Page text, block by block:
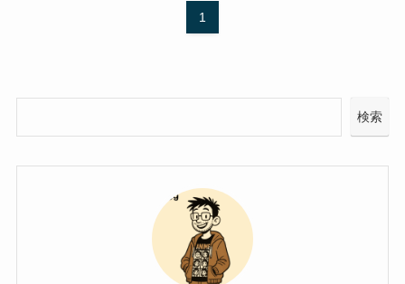
1
検索